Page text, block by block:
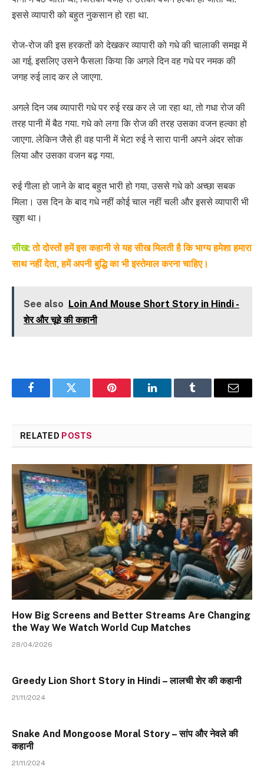
इससे व्यापारी को बहुत नुकसान हो रहा था.
रोज-रोज की इस हरकतों को देखकर व्यापारी को गधे की चालाकी समझ में
आ गई, इसलिए उसने फैसला किया कि अगले दिन वह गधे पर नमक की
जगह रुई लाद कर ले जाएगा.
अगले दिन जब व्यापारी गधे पर रुई रख कर ले जा रहा था, तो गधा रोज की
तरह पानी में बैठ गया. गधे को लगा कि रोज की तरह उसका वजन हल्का हो
जाएगा. लेकिन जैसे ही वह पानी में भेटा रुई ने सारा पानी अपने अंदर सोक
लिया और उसका वजन बढ़ गया.
रुई गीला हो जाने के बाद बहुत भारी हो गया, उससे गधे को अच्छा सबक
मिला। उस दिन के बाद गधे नहीं कोई चाल नहीं चली और इससे व्यापारी भी
खुश था।
सीख: तो दोस्तों हमें इस कहानी से यह सीख मिलती है कि भाग्य हमेशा हमारा
साथ नहीं देता, हमें अपनी बुद्धि का भी इस्तेमाल करना चाहिए।
See also Loin And Mouse Short Story in Hindi -
शेर और चूहे की कहानी
FacebookTwitter Pinterest LinkedInTumblr Email
RELATED POSTS
How Big Screens and Better Streams Are Changing
the Way We Watch World Cup Matches
28/04/2026
Greedy Lion Short Story in Hindi – लालची शेर की कहानी
21/11/2024
Snake And Mongoose Moral Story – सांप और नेवले की
कहानी
21/11/2024